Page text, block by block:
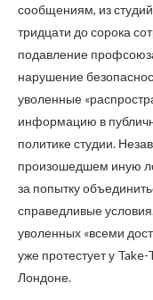
сообщениям, из
тридцати до сорока
подавление
нарушение
уволенные
информацию в
политике студии.
произошедшем иную
за попытку
справедливые
уволенных «всеми
уже протестует у
Лондоне.